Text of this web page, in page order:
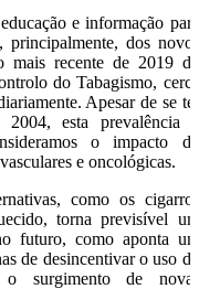
e informação para
principalmente, dos novos
mais recente de 2019 do
do Tabagismo, cerca
Apesar de se ter
esta prevalência é
o impacto do
e oncológicas.
como os cigarros
torna previsível um
futuro, como aponta um
de desincentivar o uso do
surgimento de novas